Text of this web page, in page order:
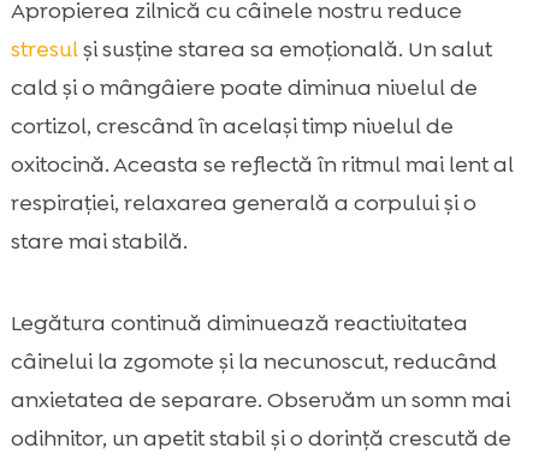
Apropierea zilnică cu câinele nostru reduce
stresulși susține starea sa emoțională. Un salut
cald și o mângâiere poate diminua nivelul de
cortizol, crescând în același timp nivelul de
oxitocină. Aceasta se reflectă în ritmul mai lent al
respirației, relaxarea generală a corpului și o
stare mai stabilă.
Legătura continuă diminuează reactivitatea
câinelui la zgomote și la necunoscut, reducând
anxietatea de separare. Observăm un somn mai
odihnitor, un apetit stabil și o dorință crescută de